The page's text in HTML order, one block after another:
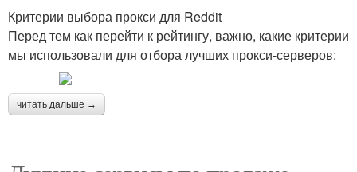
Критерии выбора прокси для Reddit
Перед тем как перейти к рейтингу, важно, какие критерии
мы использовали для отбора лучших прокси-серверов:
читать дальше →